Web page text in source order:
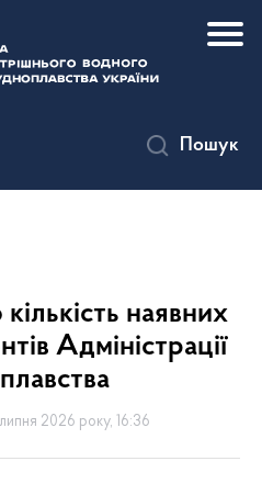
Пошук
наявних
Адміністрації
2026 року, 16:36